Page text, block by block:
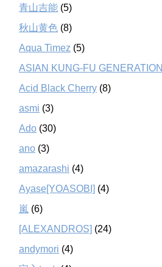
青山吉能 (5)
秋山黄色 (8)
Aqua Timez (5)
ASIAN KUNG-FU GENERATION
Acid Black Cherry (8)
asmi (3)
Ado (30)
ano (3)
amazarashi (4)
Ayase[YOASOBI] (4)
嵐 (6)
[ALEXANDROS] (24)
andymori (4)